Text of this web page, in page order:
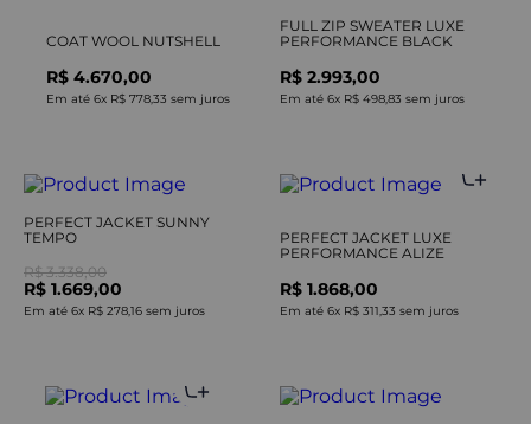
COAT WOOL NUTSHELL
R$ 4.670,00
Em até 6x R$ 778,33 sem juros
FULL ZIP SWEATER LUXE
PERFORMANCE BLACK
R$ 2.993,00
Em até 6x R$ 498,83 sem juros
PERFECT JACKET SUNNY
TEMPO
R$ 3.338,00
R$ 1.669,00
Em até 6x R$ 278,16 sem juros
PERFECT JACKET LUXE
PERFORMANCE ALIZE
R$ 1.868,00
Em até 6x R$ 311,33 sem juros